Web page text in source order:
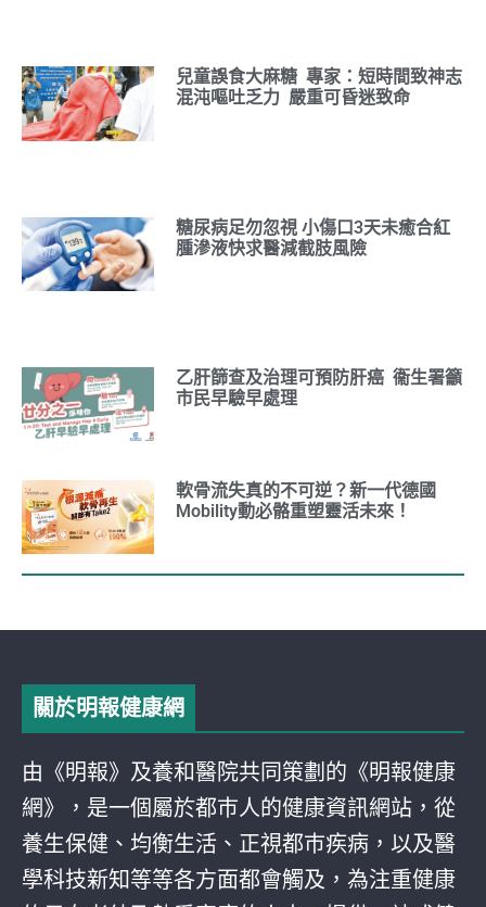
兒童誤食大麻糖 專家：短時間致神志
混沌嘔吐乏力 嚴重可昏迷致命
糖尿病足勿忽視 小傷口3天未癒合紅
腫滲液快求醫減截肢風險
乙肝篩查及治理可預防肝癌 衞生署籲
市民早驗早處理
軟骨流失真的不可逆？新一代德國
Mobility動必骼重塑靈活未來！
關於明報健康網
由《明報》及養和醫院共同策劃的《明報健康
網》，是一個屬於都巿人的健康資訊網站，從
養生保健、均衡生活、正視都巿疾病，以及醫
學科技新知等等各方面都會觸及，為注重健康